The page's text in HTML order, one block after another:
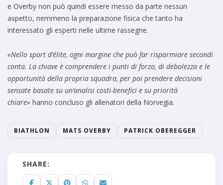
e Overby non può quindi essere messo da parte nessun
aspetto, nemmeno la preparazione fisica che tanto ha
interessato gli esperti nelle ultime rassegne.
«Nello sport d’élite, ogni margine che può far risparmiare secondi
conta. La chiave è comprendere i punti di forza, di debolezza e le
opportunità della propria squadra, per poi prendere decisioni
sensate basate su un’analisi costi-benefici e su priorità
chiare» hanno concluso gli allenatori della Norvegia.
BIATHLON MATS OVERBY PATRICK OBEREGGER
SHARE: